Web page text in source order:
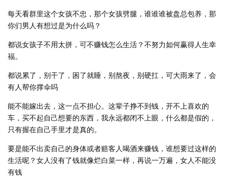
每天看群里这个女孩不忠，那个女孩劈腿，谁谁谁被盘总包养，那
你们男人有想过是为什么吗？
都说女孩子不用太拼，可不赚钱怎么生活？不努力如何赢得人生幸
福。
都说累了，别干了，困了就睡，别熬夜，别硬扛，可大雨来了，会
有人帮你撑伞吗
能不能嫁出去，这一点不担心。这辈子挣不到钱，开不上喜欢的
车，买不起自己想要的东西，我永远都闭不上眼，什么都是假的，
只有握在自己手里才是真的。
要是能不出卖自己的身体或者赔客人喝酒来赚钱，谁想要过这样的
生活呢？女人没有了钱就像烂白菜一样，再说一万遍，女人不能没
有钱